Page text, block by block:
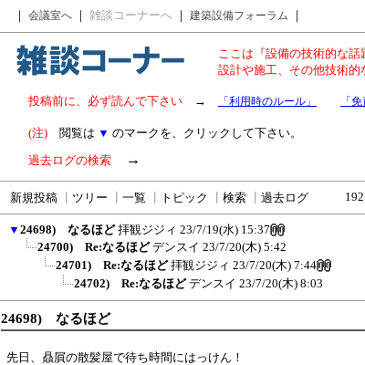
｜ 会議室へ ｜ 雑談コーナーへ ｜ 建築設備フォーラム ｜
ここは『設備の技術的な話
設計や施工、その他技術的
投稿前に、必ず読んで下さい → 「利用時のルール」 「
(注) 閲覧は ▼ のマークを、クリックして下さい。
過去ログの検索 →
新規投稿 ツリー 一覧 トピック 検索 過去ログ
▼ 24698) なるほど 拝観ジジィ 23/7/19(水) 15:37
24700) Re:なるほど デンスイ 23/7/20(木) 5:42
24701) Re:なるほど 拝観ジジィ 23/7/20(木) 7:44
24702) Re:なるほど デンスイ 23/7/20(木) 8:03
24698) なるほど
先日、贔屓の散髪屋で待ち時間にはっけん！